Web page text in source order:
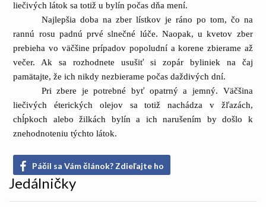
Jedálničky
liečivých látok sa totiž u bylín počas dňa mení.
Najlepšia doba na zber lístkov je ráno po tom, čo na
rannú rosu padnú prvé slnečné lúče. Naopak, u kvetov zber
prebieha vo väčšine prípadov popoludní a korene zbierame až
večer. Ak sa rozhodnete usušiť si zopár byliniek na čaj
pamätajte, že ich nikdy nezbierame počas daždivých dní.
Pri zbere je potrebné byť opatrný a jemný. Väčšina
liečivých éterických olejov sa totiž nachádza v žľazách,
chĺpkoch alebo žilkách bylín a ich narušením by došlo k
znehodnoteniu týchto látok.
Páčil sa Vám článok? Zdieľajte ho